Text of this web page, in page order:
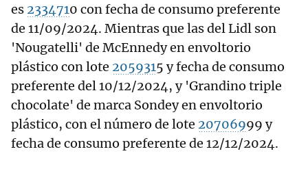
es 2334710 con fecha de consumo preferente
de 11/09/2024. Mientras que las del Lidl son
'Nougatelli' de McEnnedy en envoltorio
plástico con lote 2059315 y fecha de consumo
preferente del 10/12/2024, y 'Grandino triple
chocolate' de marca Sondey en envoltorio
plástico, con el número de lote 20706999 y
fecha de consumo preferente de 12/12/2024.